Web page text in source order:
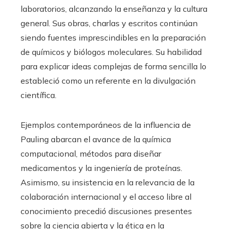
laboratorios, alcanzando la enseñanza y la cultura
general. Sus obras, charlas y escritos continúan
siendo fuentes imprescindibles en la preparación
de químicos y biólogos moleculares. Su habilidad
para explicar ideas complejas de forma sencilla lo
estableció como un referente en la divulgación
científica.
Ejemplos contemporáneos de la influencia de
Pauling abarcan el avance de la química
computacional, métodos para diseñar
medicamentos y la ingeniería de proteínas.
Asimismo, su insistencia en la relevancia de la
colaboración internacional y el acceso libre al
conocimiento precedió discusiones presentes
sobre la ciencia abierta y la ética en la